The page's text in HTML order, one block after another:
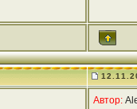
Автор: